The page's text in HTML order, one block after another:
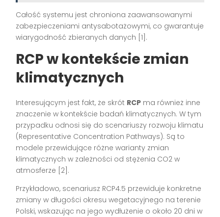
Całość systemu jest chroniona zaawansowanymi
zabezpieczeniami antysabotażowymi, co gwarantuje
wiarygodność zbieranych danych [1].
RCP w kontekście zmian
klimatycznych
Interesującym jest fakt, że skrót RCP ma również inne
znaczenie w kontekście badań klimatycznych. W tym
przypadku odnosi się do scenariuszy rozwoju klimatu
(Representative Concentration Pathways). Są to
modele przewidujące różne warianty zmian
klimatycznych w zależności od stężenia CO2 w
atmosferze [2].
Przykładowo, scenariusz RCP4.5 przewiduje konkretne
zmiany w długości okresu wegetacyjnego na terenie
Polski, wskazując na jego wydłużenie o około 20 dni w